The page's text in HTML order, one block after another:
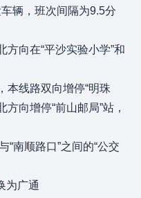
辆，班次间隔为9.5分
向在“平沙实验小学”和
本线路双向增停“明珠
方向增停“前山邮局”站，
“南顺路口”之间的“公交
为广通